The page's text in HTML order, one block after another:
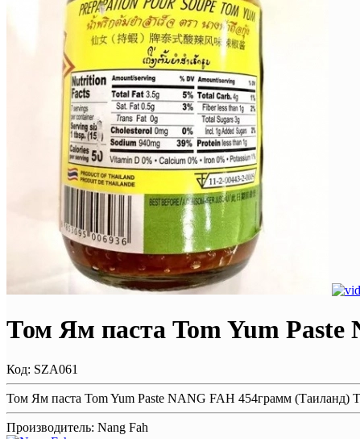
Том Ям паста Tom Yum
Код: SZA061
Том Ям паста Tom Yum Paste NANG FAH 454грамм (Таиланд)
Производитель: Nang Fah